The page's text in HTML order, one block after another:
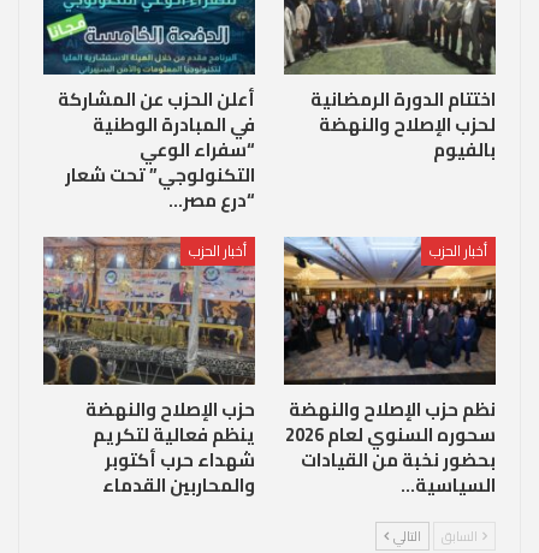
اختتام الدورة الرمضانية
لحزب الإصلاح والنهضة
بالفيوم
أعلن الحزب عن المشاركة
في المبادرة الوطنية
“سفراء الوعي
التكنولوجي” تحت شعار
“درع مصر…
أخبار الحزب
نظم حزب الإصلاح والنهضة
سحوره السنوي لعام 2026
بحضور نخبة من القيادات
السياسية…
أخبار الحزب
حزب الإصلاح والنهضة
ينظم فعالية لتكريم
شهداء حرب أكتوبر
والمحاربين القدماء
السابق التالي